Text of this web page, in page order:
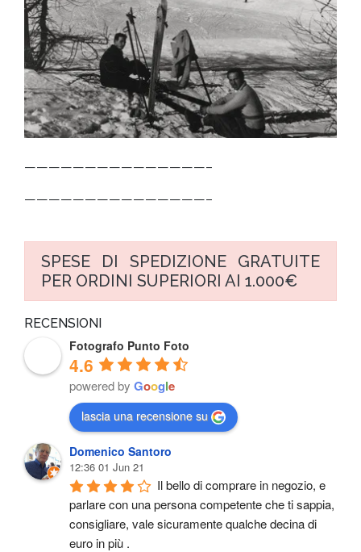
———————————————–
———————————————–
SPESE DI SPEDIZIONE GRATUITE
PER ORDINI SUPERIORI AI 1.000€
RECENSIONI
Fotografo Punto Foto
4.6
powered by Google
lascia una recensione su
Domenico Santoro
12:36 01 Jun 21
Il bello di comprare in negozio, e
parlare con una persona competente che ti sappia,
consigliare, vale sicuramente qualche decina di
euro in più .